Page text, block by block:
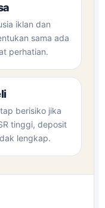
iklan dan
sama ada
perhatian.
berisiko jika
tinggi, deposit
lengkap.